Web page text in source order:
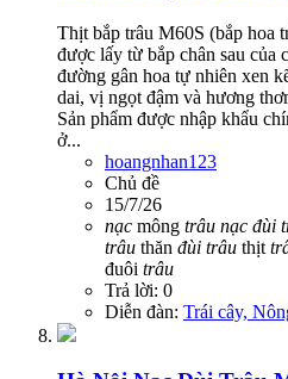
Thịt bắp trâu M60S (bắp hoa
được lấy từ bắp chân sau của
đường gân hoa tự nhiên xen
dai, vị ngọt đậm và hương
Sản phẩm được nhập khẩu
ở...
hoangnhan123
Chủ đề
15/7/26
nạc mông trâu nạc đùi
trâu thăn đùi trâu thịt
đuôi trâu
Trả lời: 0
Diễn đàn: Trái cây,